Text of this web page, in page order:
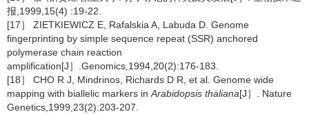
报,1999,15(4) :19-22.
[17］ ZIETKIEWICZ E, Rafalskia A, Labuda D. Genome
fingerprinting by simple sequence repeat (SSR) anchored
polymerase chain reaction
amplification[J］.Genomics,1994,20(2):176-183.
[18］ CHO R J, Mindrinos, Richards D R, et al. Genome wide
mapping with biallelic markers in Arabidopsis thaliana[J］. Nature
Genetics,1999,23(2):203-207.